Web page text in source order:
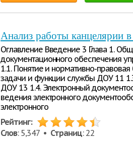
Анализ работы
Оглавление Введение 3 Глава 1.
документационного обеспечения
1.1. Понятие и нормативно-
задачи и функции службы ДОУ 11
ДОУ 13 1.4. Электронный
ведения электронного
электронного
Рейтинг:
Слов: 5,347 • Страниц: 22